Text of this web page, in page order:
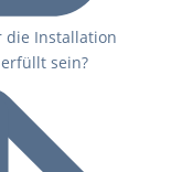
die Installation
sein?